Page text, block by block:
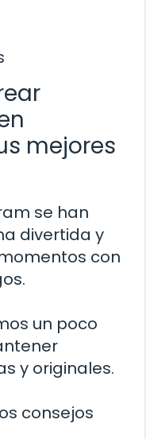
mejores
se han
divertida y
con
un poco
y originales.
consejos